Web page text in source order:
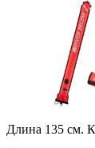
Длина 135 см.